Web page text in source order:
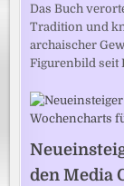
Das Buch
Tradition und
archaischer
Figurenbild seit
den Media